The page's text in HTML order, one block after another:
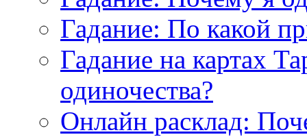
Гадание: По какой
Гадание на картах
одиночества?
Онлайн расклад: